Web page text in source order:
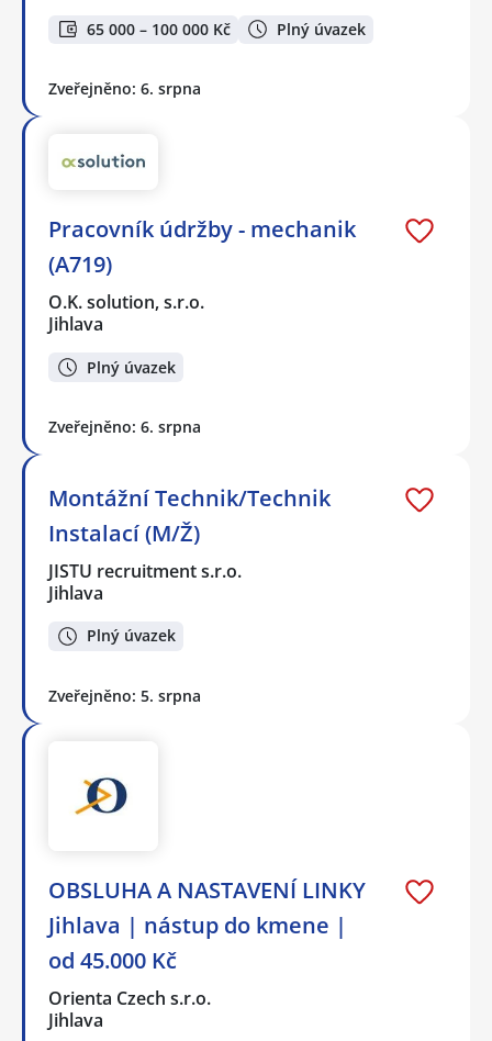
65 000 – 100 000 Kč Plný úvazek
Zveřejněno: 6. srpna
Pracovník údržby - mechanik
(A719)
O.K. solution, s.r.o.
Jihlava
Plný úvazek
Zveřejněno: 6. srpna
Montážní Technik/Technik
Instalací (M/Ž)
JISTU recruitment s.r.o.
Jihlava
Plný úvazek
Zveřejněno: 5. srpna
OBSLUHA A NASTAVENÍ LINKY
Jihlava | nástup do kmene |
od 45.000 Kč
Orienta Czech s.r.o.
Jihlava